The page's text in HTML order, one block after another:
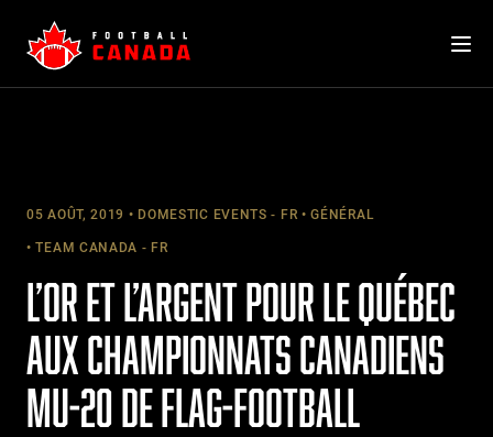
content
05 AOÛT, 2019 DOMESTIC EVENTS - FR GÉNÉRAL
TEAM CANADA - FR
L’OR ET L’ARGENT POUR LE QUÉBEC
AUX CHAMPIONNATS CANADIENS
MU-20 DE FLAG-FOOTBALL